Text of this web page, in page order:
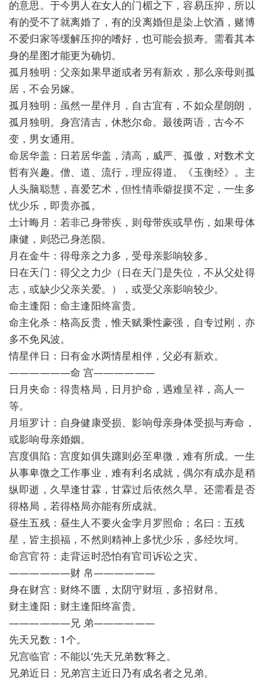
的意思。于今男人在女人的门楣之下，容易压抑，所以
有的受不了就离婚了，有的没离婚但是染上饮酒，赌博
不爱归家等缓解压抑的嗜好，也可能会损寿。需看其本
身的星图才能更为确切。
孤月独明：父亲如果早逝或者另有新欢，那么亲母则孤
居，不会另嫁。
孤月独明：虽然一星伴月，自古宜有，不如众星朗朗，
孤月独明。身宫清吉，休愁尔命。最後两语，古今不
变，男女通用。
命居华盖：日若居华盖，清高，威严、孤傲，对数术文
哲有兴趣。僧、道、流行，理应得道。《玉衡经》。主
人头脑聪慧，喜爱艺术，但性情乖僻捉摸不定，一生多
忧少乐，即贵亦孤。
土计晦月：若非己身带疾，则母带疾或早伤，如果母体
康健，则恐己身恙陨。
月在金牛：得母亲之力多，受母亲影响较多。
日在天门：得父之力少（日在天门是失位，不从父处得
志，或缺少父亲关爱。），或受父亲影响较少。
命主逢阳：命主逢阳终富贵。
命主化杀：格高反贵，惟天赋秉性豪强，自专过刚，亦
多不免风波。
情星伴日：日有金水两情星相伴，父必有新欢。
——————命 宫——————
日月夹命：得贵格局，日月护命，遇难呈祥，高人一
等。
月垣罗计：自身健康受损、影响母亲身体受损与寿命，
或影响母亲婚姻。
宫度俱陷：宫度如俱失躔则必至卑微，难有所成。一生
从事卑微之工作事业，难有利名成就，偶尔有成亦是稍
纵即逝，久旱逢甘霖，甘霖过后依然久旱。还需看是否
得格局，若得格局亦能有所成就。
昼生五残：昼生人不要火金孛月罗照命；名曰：五残
星，皆主损福，不然则精神上多忧少乐，多经坎坷。
命宫官符：走背运时恐怕有官司诉讼之灾。
——————财 帛——————
身在财宫：财终不匮，太阴守财垣，多招财帛。
财主逢阳：财主逢阳终富贵。
——————兄 弟——————
先天兄数：1个。
兄宫临官：不能以‘先天兄弟数’释之。
兄弟近日：兄弟宫主近日乃有成名者之兄弟。